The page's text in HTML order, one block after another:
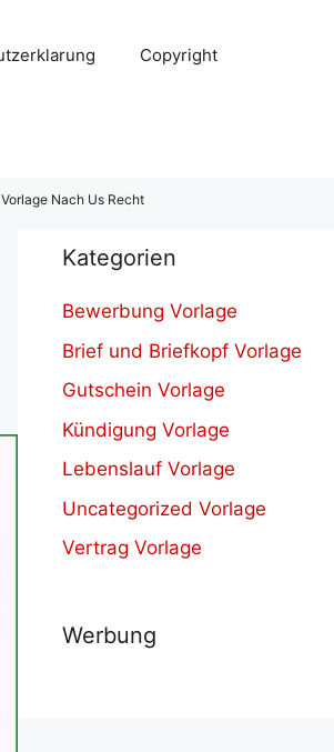
Copyright
Nach Us Recht
Kategorien
Bewerbung Vorlage
Brief und Briefkopf Vorlage
Gutschein Vorlage
Kündigung Vorlage
Lebenslauf Vorlage
Uncategorized Vorlage
Vertrag Vorlage
Werbung